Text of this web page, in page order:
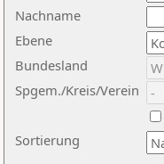
Nachname
Ebene
Sortierung
Bundesland
Spgem./Kreis/Verein